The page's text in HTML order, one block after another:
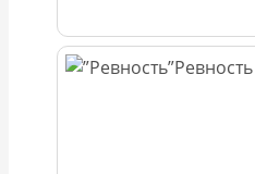
Ревность